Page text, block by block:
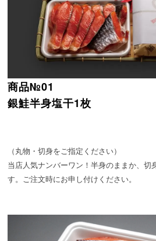
商品№01
銀鮭半身塩干1枚
（丸物・切身をご指定ください）
当店人気ナンバーワン！半身のままか、切
す。ご注文時にお申し付けください。